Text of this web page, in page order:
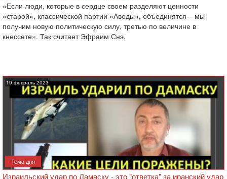
«Если люди, которые в сердце своем разделяют ценности
«старой», классической партии «Аводы», объединятся – мы
получим новую политическую силу, третью по величине в
кнессете». Так считает Эфраим Снэ,
19 февраль 2023
Тема дня
Израильский удар по Дамаску - это "ответка" за иранский удар